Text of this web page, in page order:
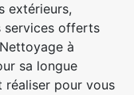
extérieurs,
services offerts
à
sa longue
réaliser pour vous